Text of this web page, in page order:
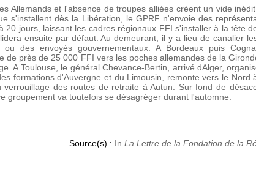
Allemands et l'absence de troupes alliées créent un vide
s'installent dès la Libération, le GPRF n'envoie des
20 jours, laissant les cadres régionaux FFI s'installer à la tête
ensuite par défaut. Au demeurant, il y a lieu de canalier
ou des envoyés gouvernementaux. A Bordeaux puis
de près de 25 000 FFI vers les poches allemandes de la
A Toulouse, le général Chevance-Bertin, arrivé dAlger,
formations d'Auvergne et du Limousin, remonte vers le
verrouillage des routes de retraite à Autun. Sur fond de
groupement va toutefois se désagréger durant l'automne.
Source(s) : In La Lettre de la Fondation de la